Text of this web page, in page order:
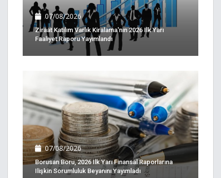
07/08/2026
Ziraat Katılım Varlık Kiralama'nın 2026 Ilk Yarı
Faaliyet Raporu Yayımlandı
07/08/2026
Borusan Boru, 2026 Ilk Yarı Finansal Raporlarına
Ilişkin Sorumluluk Beyanını Yayımladı